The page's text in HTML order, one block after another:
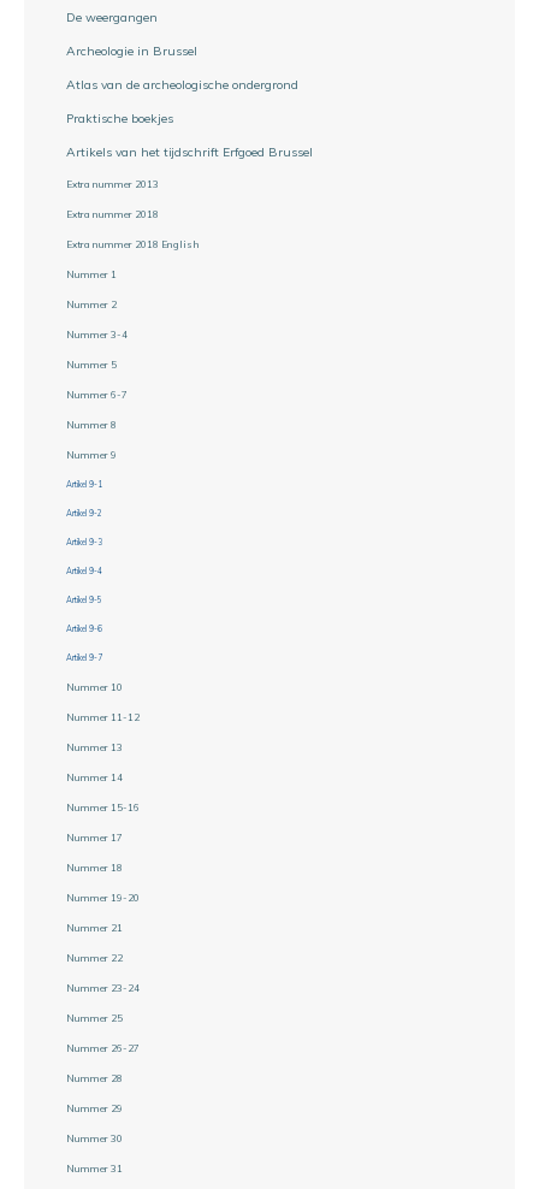
De weergangen
Archeologie in Brussel
Atlas van de archeologische ondergrond
Praktische boekjes
Artikels van het tijdschrift Erfgoed Brussel
Extra nummer 2013
Extra nummer 2018
Extra nummer 2018 English
Nummer 1
Nummer 2
Nummer 3-4
Nummer 5
Nummer 6-7
Nummer 8
Nummer 9
Artikel 9-1
Artikel 9-2
Artikel 9-3
Artikel 9-4
Artikel 9-5
Artikel 9-6
Artikel 9-7
Nummer 10
Nummer 11-12
Nummer 13
Nummer 14
Nummer 15-16
Nummer 17
Nummer 18
Nummer 19-20
Nummer 21
Nummer 22
Nummer 23-24
Nummer 25
Nummer 26-27
Nummer 28
Nummer 29
Nummer 30
Nummer 31